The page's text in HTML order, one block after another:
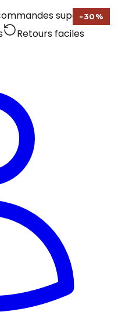
supérieures
Retours faciles
- 30 %